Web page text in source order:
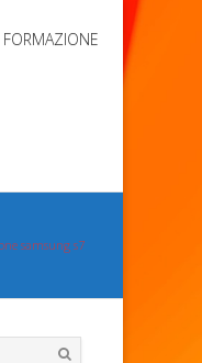
FORMAZIONE
samsung s7